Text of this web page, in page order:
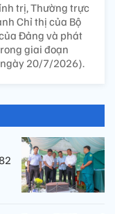
trị, Thường trực
Chỉ thị của Bộ
Đảng và phát
giai đoạn
20/7/2026).